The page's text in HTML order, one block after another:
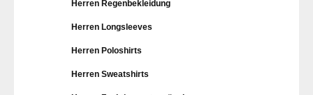
Herren Regenbekleidung
Herren Longsleeves
Herren Poloshirts
Herren Sweatshirts